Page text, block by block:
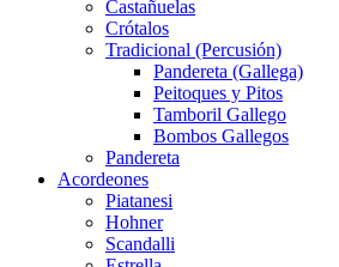
Castañuelas
Crótalos
Tradicional (Percusión)
Pandereta (Gallega)
Peitoques y Pitos
Tamboril Gallego
Bombos Gallegos
Pandereta
Acordeones
Piatanesi
Hohner
Scandalli